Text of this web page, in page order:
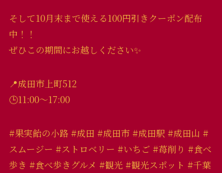
そして10月末まで使える100円引きクーポン配布
中！！
ぜひこの期間にお越しください✨
📍成田市上町512
🕒11:00〜17:00
#果実飴の小路 #成田 #成田市 #成田駅 #成田山 #
スムージー #ストロベリー #いちご #苺削り #食べ
歩き #食べ歩きグルメ #観光 #観光スポット #千葉